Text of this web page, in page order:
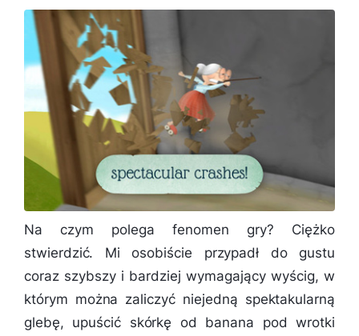
Na czym polega fenomen gry? Ciężko
stwierdzić. Mi osobiście przypadł do gustu
coraz szybszy i bardziej wymagający wyścig, w
którym można zaliczyć niejedną spektakularną
glebę, upuścić skórkę od banana pod wrotki